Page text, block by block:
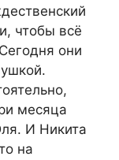
чтобы всё
они
месяца
И Никита
на